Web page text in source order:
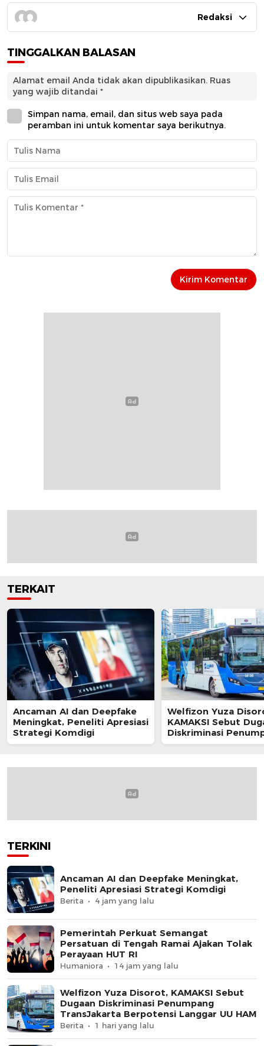
Redaksi
TINGGALKAN BALASAN
Alamat email Anda tidak akan dipublikasikan. Ruas
yang wajib ditandai *
Simpan nama, email, dan situs web saya pada
peramban ini untuk komentar saya berikutnya.
TERKAIT
Ancaman AI dan Deepfake
Meningkat, Peneliti Apresiasi
Strategi Komdigi
Welfizon Yuza
KAMAKSI Sebut
Diskriminasi
TransJakarta
TERKINI
Ancaman AI dan Deepfake Meningkat,
Peneliti Apresiasi Strategi Komdigi
Berita 4 jam yang lalu
Pemerintah Perkuat Semangat
Persatuan di Tengah Ramai Ajakan Tolak
Perayaan HUT RI
Humaniora 14 jam yang lalu
Welfizon Yuza Disorot, KAMAKSI Sebut
Dugaan Diskriminasi Penumpang
TransJakarta Berpotensi Langgar UU HAM
Berita 1 hari yang lalu